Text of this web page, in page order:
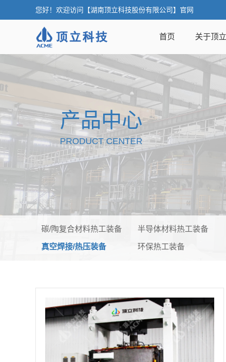
您好！欢迎访问【湖南顶立科技股份有限公司】官网
首页 关于顶立
产品中心
PRODUCT CENTER
碳/陶复合材料热工装备 半导体材料热工装备
真空焊接/热压装备 环保热工装备